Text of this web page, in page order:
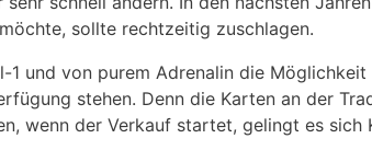
sollte rechtzeitig zuschlagen.
und von purem Adrenalin die
stehen. Denn die Karten an der
wenn der Verkauf startet, gelingt es sich